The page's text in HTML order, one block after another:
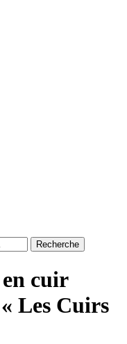
Recherche
cuir
Les Cuirs